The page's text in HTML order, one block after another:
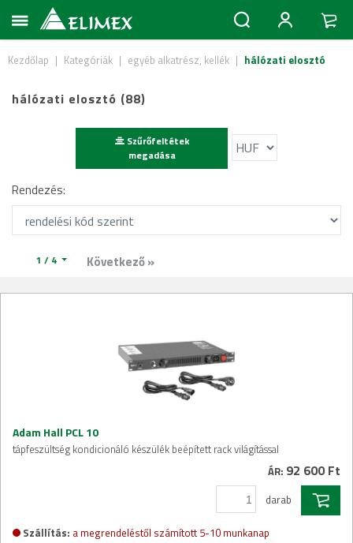
Kezdőlap | Kategóriák | egyéb alkatrész, kellék | hálózati elosztó
hálózati elosztó (88)
Szűrőfeltétek
megadása
Rendezés:
1 / 4 Következő »
Adam Hall PCL 10
tápfeszültség kondicionáló készülék beépített rack világítással
ÁR: 92 600 Ft
darab
Szállítás: a megrendeléstől számított 5-10 munkanap